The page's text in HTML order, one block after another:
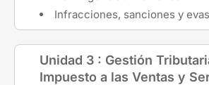
Infracciones, sanciones y
Unidad 3 : Gestión
Impuesto a las Ventas y